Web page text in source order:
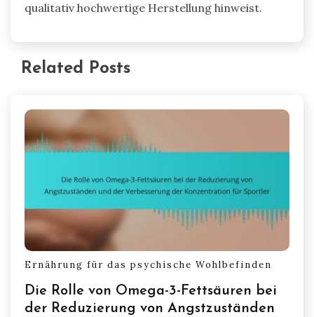
qualitativ hochwertige Herstellung hinweist.
Related Posts
Ernährung für das psychische Wohlbefinden
Die Rolle von Omega-3-Fettsäuren bei
der Reduzierung von Angstzuständen